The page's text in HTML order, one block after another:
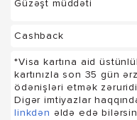
Güzəşt müddəti
Cashback
*Visa kartına aid
kartınızla son 35 gün
ödənişləri etmək
Digər imtiyazlar
linkdən əldə edə